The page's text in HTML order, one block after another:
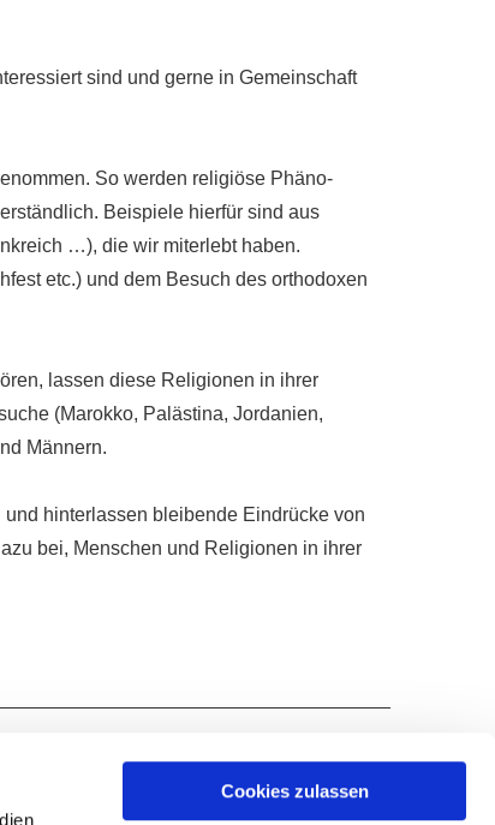
Cookies zulassen
sind und gerne in Gemeinschaft
So werden religiöse Phäno-
Beispiele hierfür sind aus
…), die wir miterlebt haben.
etc.) und dem Besuch des orthodoxen
lassen diese Religionen in ihrer
(Marokko, Palästina, Jordanien,
Männern.
hinterlassen bleibende Eindrücke von
bei, Menschen und Religionen in ihrer